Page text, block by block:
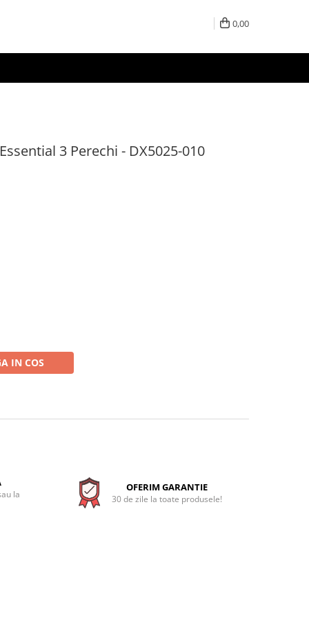
0,00
3 Perechi - DX5025-010
IN COS
la
OFERIM GARANTIE
30 de zile la toate produsele!